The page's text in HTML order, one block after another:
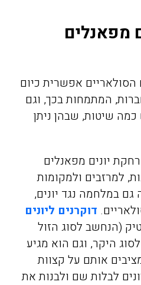
מפאנלים
אפשרית כיום
המתמחות בכך, וגם
כמה שיטות, שבהן ניתן
יונים מפאנלים
למרזבים ולמקומות
גם במלחמה נגד יונים,
דוקרנים ליונים
(הנחשב לסוג הזול
היקר, וגם הוא מגיע
אותם על קצוות
לבלות שם ולבנות את